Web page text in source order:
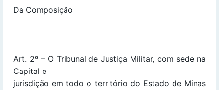
Da Composição
Art. 2º – O Tribunal de Justiça Militar, com sede na
Capital e
jurisdição em todo o território do Estado de Minas